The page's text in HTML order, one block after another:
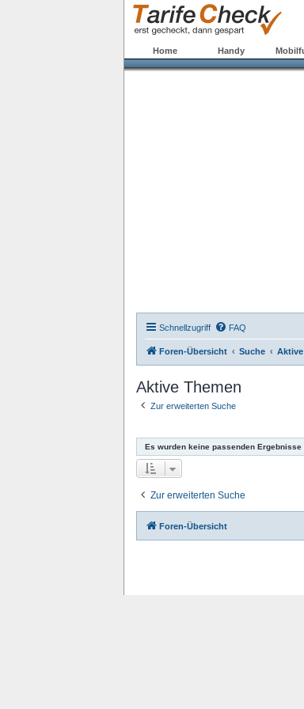
Home Handy
Schnellzugriff FAQ
Foren-Übersicht Suche
Aktive Themen
Zur erweiterten Suche
Es wurden keine passenden Ergebnisse
Zur erweiterten Suche
Foren-Übersicht